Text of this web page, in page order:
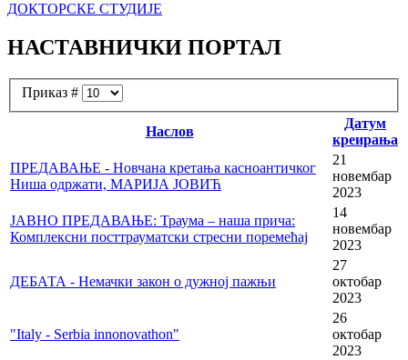
ДОКТОРСКЕ СТУДИЈЕ
НАСТАВНИЧКИ ПОРТАЛ
Приказ #
Наслов
Датум
креирања
ПРЕДАВАЊЕ - Новчана кретања касноантичког
Ниша одржати, МАРИЈА ЈОВИЋ
21
новембар
2023
ЈАВНО ПРЕДАВАЊЕ: Траума – наша прича:
Комплексни посттрауматски стресни поремећај
14
новембар
2023
ДЕБАТА - Немачки закон о дужној пажњи
27
октобар
2023
"Italy - Serbia innonovathon"
26
октобар
2023